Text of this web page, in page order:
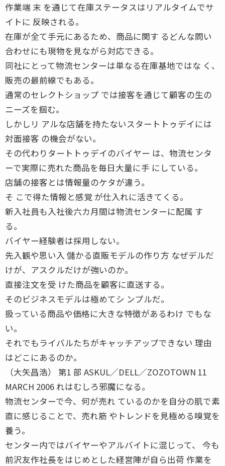
作業端 末 を通じて在庫ステータスはリアルタイムでサ
イトに 反映される。
在庫が全て手元にあるため、商品に関す るどんな問い
合わせにも現物を見ながら対応できる。
同社にとって物流センターは単なる在庫基地ではな く、
販売の最前線でもある。
通常のセレクトショップ では接客を通じて顧客の生の
ニーズを掴む。
しかしリ アルな店舗を持たないスタートトゥデイには
対面接客 の機会がない。
その代わりタートトゥデイのバイヤー は、物流センタ
ーで実際に売れた商品を毎日大量に手 にしている。
店舗の接客とは情報量のケタが違う。
そ こで得た情報と感覚 が仕入れに活きてくる。
新入社員も入社後六カ月間は物流センターに配属 す
る。
バイヤー経験者は採用しない。
先入観や思い入 儲かる直販モデルの作り方 なぜデルだ
けが、アスクルだけが強いのか。
直接注文を受 けた商品を顧客に直送する。
そのビジネスモデルは極めてシ ンプルだ。
扱っている商品や価格に大きな特徴があるわけ でもな
い。
それでもライバルたちがキャッチアップできない 理由
はどこにあるのか。
（大矢昌浩） 第1 部 ASKUL／DELL／ZOZOTOWN 11
MARCH 2006 れはむしろ邪魔になる。
物流センターで今、何が売れ ているのかを自分の肌で素
直に感じることで、売れ筋 やトレンドを見極める嗅覚を
養う。
センター内ではバイヤーやアルバイトに混じって、 今も
前沢友作社長をはじめとした経営陣が自ら出荷 作業を